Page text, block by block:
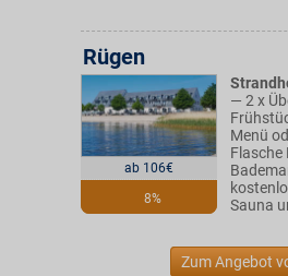
ab 106€
8%
Rügen
— 2 x
Menü
Flasche
Sauna
Zum Angebot